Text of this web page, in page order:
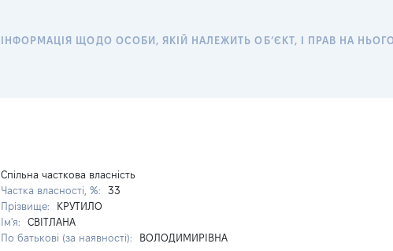
ІНФОРМАЦІЯ ЩОДО ОСОБИ, ЯКІЙ НАЛЕЖИТЬ ОБ’ЄКТ, І ПРАВ НА НЬОГО
Спільна часткова власність
Частка власності, %:
33
Прізвище:
КРУТИЛО
Ім'я:
СВІТЛАНА
По батькові (за наявності):
ВОЛОДИМИРІВНА